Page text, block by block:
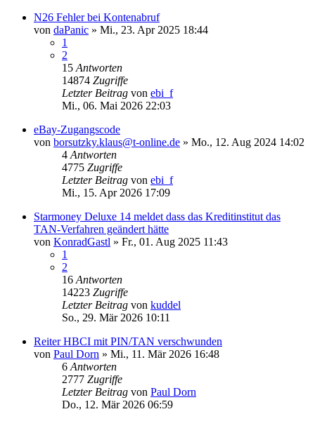
N26 Fehler bei Kontenabruf
von daPanic » Mi., 23. Apr 2025 18:44
1
2
15 Antworten
14874 Zugriffe
Letzter Beitrag von ebi_f
Mi., 06. Mai 2026 22:03
eBay-Zugangscode
von borsutzky.klaus@t-online.de » Mo., 12. Aug 2024 14:02
4 Antworten
4775 Zugriffe
Letzter Beitrag von ebi_f
Mi., 15. Apr 2026 17:09
Starmoney Deluxe 14 meldet dass das Kreditinstitut das
TAN-Verfahren geändert hätte
von KonradGastl » Fr., 01. Aug 2025 11:43
1
2
16 Antworten
14223 Zugriffe
Letzter Beitrag von kuddel
So., 29. Mär 2026 10:11
Reiter HBCI mit PIN/TAN verschwunden
von Paul Dorn » Mi., 11. Mär 2026 16:48
6 Antworten
2777 Zugriffe
Letzter Beitrag von Paul Dorn
Do., 12. Mär 2026 06:59